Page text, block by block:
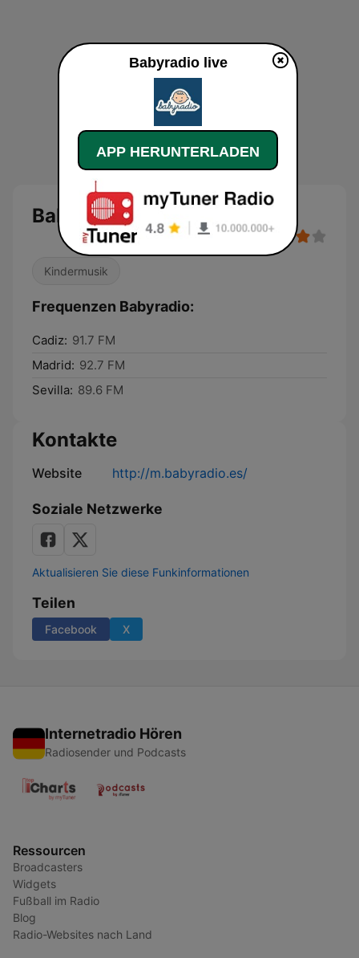
Babyradio
Kindermusik
Frequenzen Babyradio:
Cadiz: 91.7 FM
Madrid: 92.7 FM
Sevilla: 89.6 FM
Kontakte
Website http://m.babyradio.es/
Soziale Netzwerke
Aktualisieren Sie diese Funkinformationen
Teilen
Facebook X
Internetradio Hören
Radiosender und Podcasts
Ressourcen
Broadcasters
Widgets
Fußball im Radio
Blog
Radio-Websites nach Land
Babyradio live
APP HERUNTERLADEN